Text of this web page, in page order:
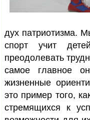
дух патриотизма.
спорт учит
преодолевать
самое главное
жизненные
это пример того,
стремящихся к